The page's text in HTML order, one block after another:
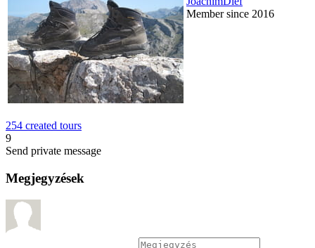
Member since 2016
254 created tours
9
Send private message
Megjegyzések